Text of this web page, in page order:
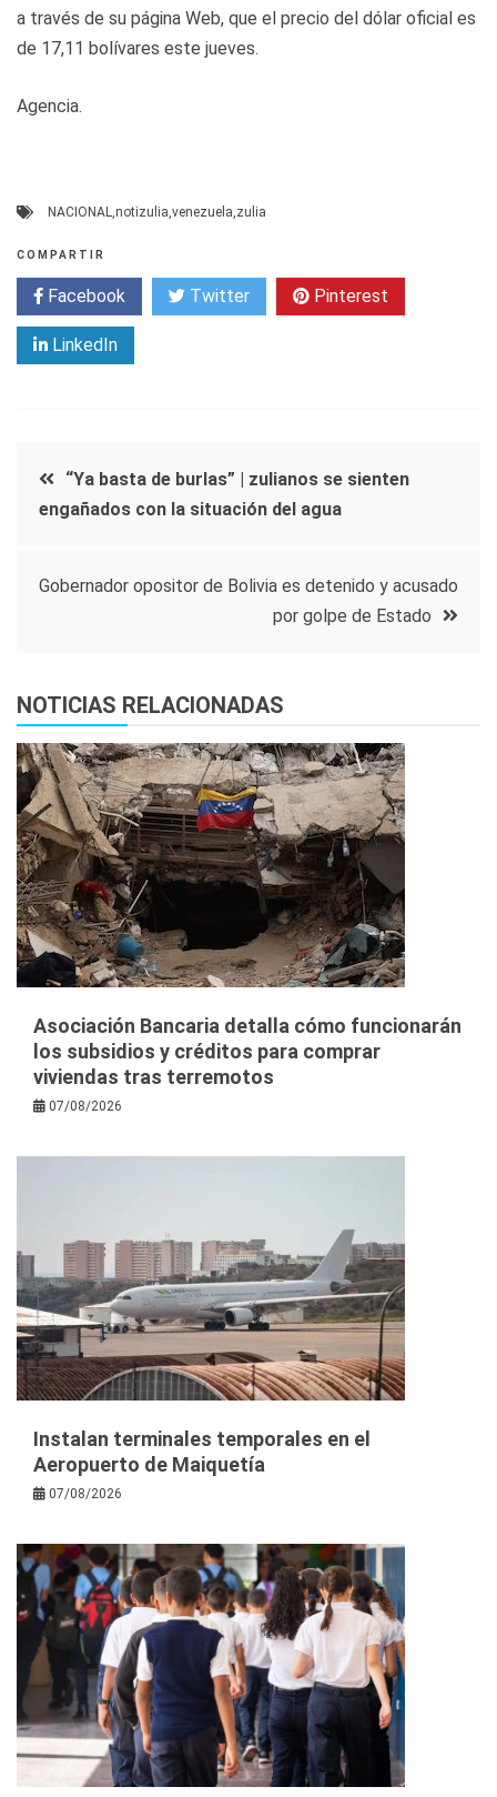
a través de su página Web, que el precio del dólar oficial es
de 17,11 bolívares este jueves.
Agencia.
NACIONAL,notizulia,venezuela,zulia
COMPARTIR
Facebook Twitter Pinterest
LinkedIn
Navegación
entradas
“Ya basta de burlas” | zulianos se sienten
engañados con la situación del agua
Gobernador opositor de Bolivia es detenido y acusado
por golpe de Estado
NOTICIAS RELACIONADAS
Asociación Bancaria detalla cómo funcionarán
los subsidios y créditos para comprar
viviendas tras terremotos
07/08/2026
Instalan terminales temporales en el
Aeropuerto de Maiquetía
07/08/2026